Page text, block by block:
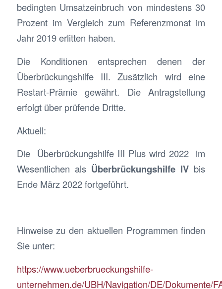
bedingten Umsatzeinbruch von mindestens 30
Prozent im Vergleich zum Referenzmonat im
Jahr 2019 erlitten haben.
Die Konditionen entsprechen denen der
Überbrückungshilfe III. Zusätzlich wird eine
Restart-Prämie gewährt. Die Antragstellung
erfolgt über prüfende Dritte.
Aktuell:
Die Überbrückungshilfe III Plus wird 2022 im
Wesentlichen als Überbrückungshilfe IV bis
Ende März 2022 fortgeführt.
Hinweise zu den aktuellen Programmen finden
Sie unter:
https://www.ueberbrueckungshilfe-
unternehmen.de/UBH/Navigation/DE/Dokumente/